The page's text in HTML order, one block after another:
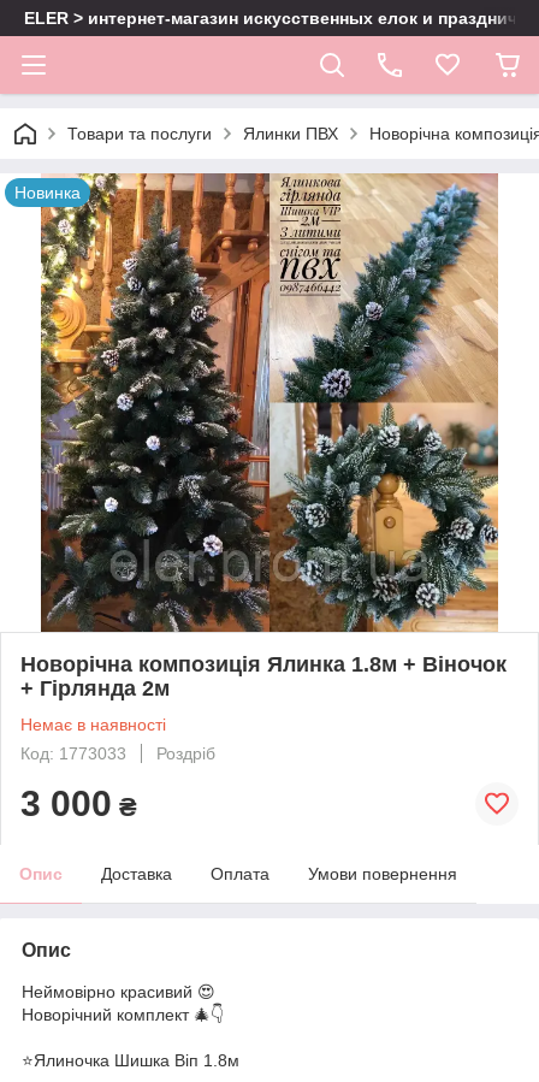
ELER > интернет-магазин искусственных елок и
Товари та послуги Ялинки ПВХ Новорічна
Новинка
Новорічна композиція Ялинка 1.8м + Віночок
+ Гірлянда 2м
Немає в наявності
Код: 1773033
Роздріб
3 000 ₴
Опис Доставка Оплата Умови повернення
Опис
Неймовірно красивий 😍
Новорічний комплект 🎄👇
⭐️Ялиночка Шишка Віп 1.8м